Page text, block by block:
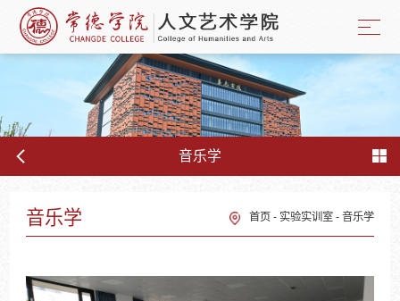
音乐学
音乐学 首页 -实验实训室 -音乐学